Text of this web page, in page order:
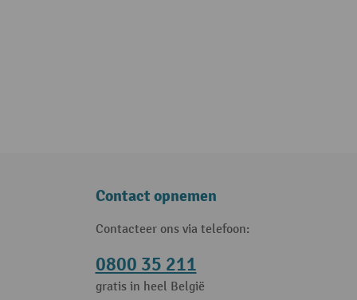
Contact opnemen
Contacteer ons via telefoon:
0800 35 211
gratis in heel België